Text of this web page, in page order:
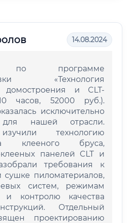
14.08.2024
по программе
«Технология
домостроения и CLT-
часов, 52000 руб.).
исключительно
для нашей отрасли.
технологию
клееного бруса,
клееных панелей CLT и
требования к
сушке пиломатериалов,
систем, режимам
и контролю качества
Отдельный
проектированию